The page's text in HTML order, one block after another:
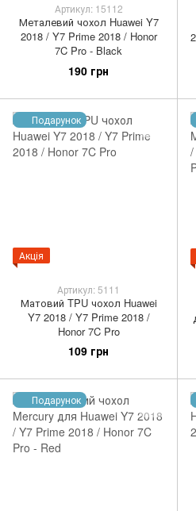
Артикул: 15112
Металевий чохол Huawei Y7
2018 / Y7 Prime 2018 / Honor
7C Pro - Black
190 грн
Подарунок
Акція
Артикул: 5111
Матовий TPU чохол Huawei
Y7 2018 / Y7 Prime 2018 /
Honor 7C Pro
109 грн
Подарунок